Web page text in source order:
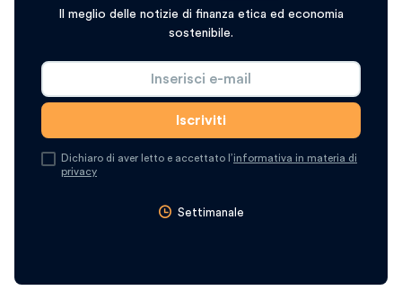
Il meglio delle notizie di finanza etica ed economia
sostenibile.
Dichiaro di aver letto e accettato l’informativa in materia di
privacy
Settimanale